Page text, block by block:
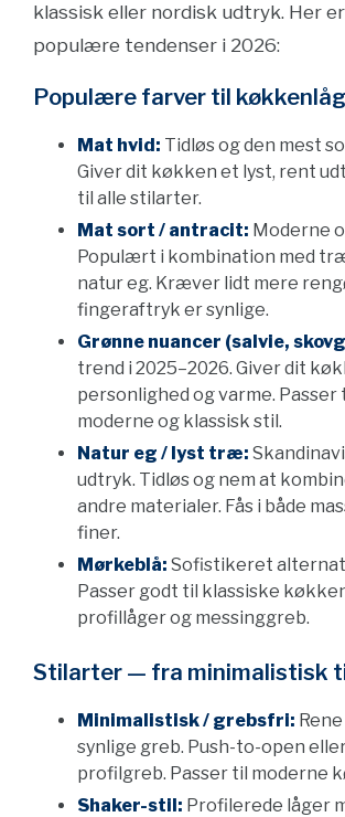
klassisk eller nordisk udtryk. Her
populære tendenser i 2026:
Populære farver til
Mat hvid: Tidløs og den mest
Giver dit køkken et lyst, rent
til alle stilarter.
Mat sort / antracit: Moderne
Populært i kombination med
natur eg. Kræver lidt mere
fingeraftryk er synlige.
Grønne nuancer (salvie,
trend i 2025–2026. Giver dit
personlighed og varme. Passer
moderne og klassisk stil.
Natur eg / lyst træ:
udtryk. Tidløs og nem at
andre materialer. Fås i både
finer.
Mørkeblå: Sofistikeret
Passer godt til klassiske
profillåger og messinggreb.
Stilarter — fra minimalistisk
Minimalistisk / grebsfri:
synlige greb. Push-to-open
profilgreb. Passer til moderne
Shaker-stil: Profilerede låger